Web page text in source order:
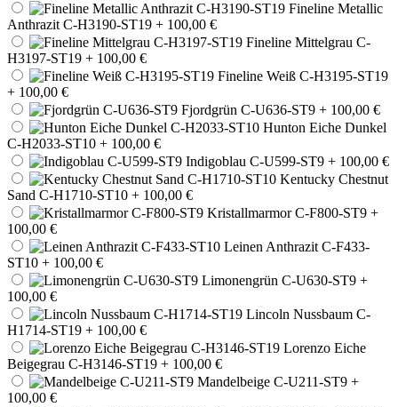
Fineline Metallic
Anthrazit C-H3190-ST19 + 100,00 €
Fineline Mittelgrau C-
H3197-ST19 + 100,00 €
Fineline Weiß C-H3195-ST19
+ 100,00 €
Fjordgrün C-U636-ST9 + 100,00 €
Hunton Eiche Dunkel
C-H2033-ST10 + 100,00 €
Indigoblau C-U599-ST9 + 100,00 €
Kentucky Chestnut
Sand C-H1710-ST10 + 100,00 €
Kristallmarmor C-F800-ST9 +
100,00 €
Leinen Anthrazit C-F433-
ST10 + 100,00 €
Limonengrün C-U630-ST9 +
100,00 €
Lincoln Nussbaum C-
H1714-ST19 + 100,00 €
Lorenzo Eiche
Beigegrau C-H3146-ST19 + 100,00 €
Mandelbeige C-U211-ST9 +
100,00 €